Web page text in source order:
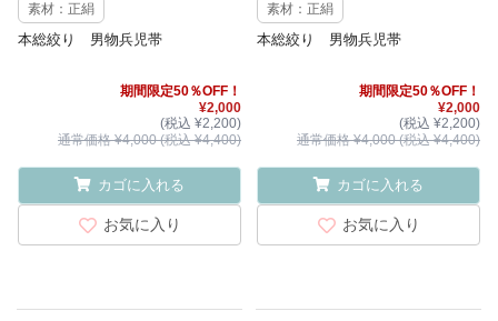
素材：正絹
本総絞り 男物兵児帯
期間限定50％OFF！
¥2,000
(税込 ¥2,200)
通常価格 ¥4,000 (税込 ¥4,400)
カゴに入れる
お気に入り
素材：正絹
本総絞り 男物兵児帯
期間限定50％OFF！
¥2,000
(税込 ¥2,200)
通常価格 ¥4,000 (税込 ¥4,400)
カゴに入れる
お気に入り